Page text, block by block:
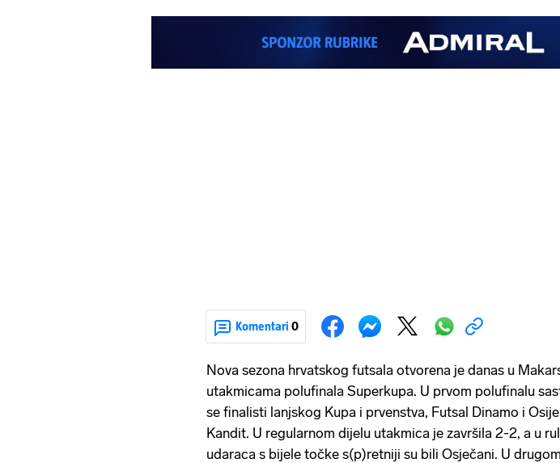
Komentari 0
Nova sezona hrvatskog futsala otvorena je danas u
utakmicama polufinala Superkupa. U prvom polufinalu
se finalisti lanjskog Kupa i prvenstva, Futsal Dinamo i
Kandit. U regularnom dijelu utakmica je završila 2-2, a u
udaraca s bijele točke s(p)retniji su bili Osječani. U drugom